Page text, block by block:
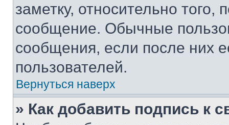
заметку, относительно
сообщение. Обычные
сообщения, если после них
пользователей.
Вернуться наверх
» Как добавить подпись к